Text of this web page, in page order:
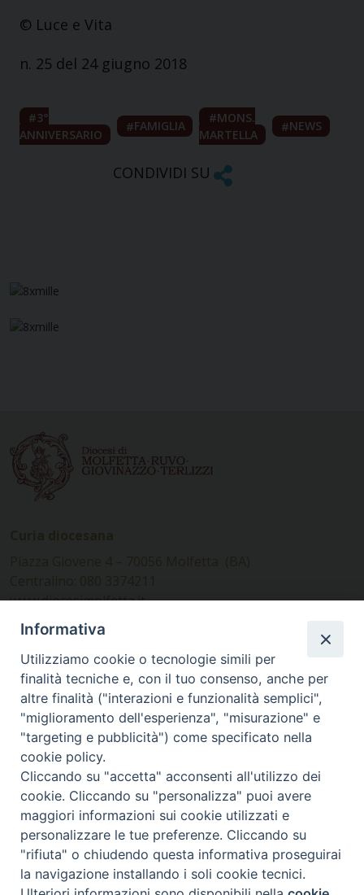
© Luce e Vita
n. 25 del 24 giugno 2018
3°
ANNIVERSARIO
FAMIGLIA
MONS.
MARTELLA
NEWS
CONDIVIDI SU
www.diocesimolfetta.it –
diocesimolfetta@pec.chiesacattolica.it
Ufficio Comunicazioni sociali
Piazza Giovene 4 – 70056 Molfetta (BA)
comunicazionisociali@diocesimolfetta.it
SEGUICI SU
Facebook
Instagram
X YouTube
Feed
Privacy Policy - trasparenza
Informativa
Utilizziamo cookie o tecnologie simili per
finalità tecniche e, con il tuo consenso, anche per
altre finalità ("interazioni e funzionalità semplici",
"miglioramento dell'esperienza", "misurazione" e
"targeting e pubblicità") come specificato nella
cookie policy.
Cliccando su "accetta" acconsenti all'utilizzo dei
cookie. Cliccando su "personalizza" puoi avere
maggiori informazioni sui cookie utilizzati e
personalizzare le tue preferenze. Cliccando su
"rifiuta" o chiudendo questa informativa proseguirai
la navigazione installando i soli cookie tecnici.